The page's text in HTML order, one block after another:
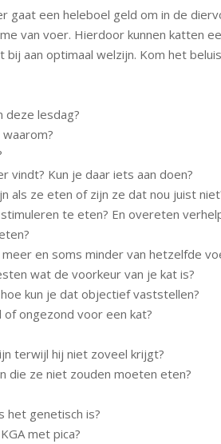
gaat een heleboel geld om in de
van voer. Hierdoor kunnen katten
bij aan optimaal welzijn. Kom het
deze lesdag?
vindt? Kun je daar iets aan doen?
als ze eten of zijn ze dat nou juist
te eten? En overeten
en soms minder van hetzelfde
wat de voorkeur van je kat is?
kun je dat objectief vaststellen?
ongezond voor een kat?
terwijl hij niet zoveel krijgt?
die ze niet zouden moeten eten?
het genetisch is?
met pica?